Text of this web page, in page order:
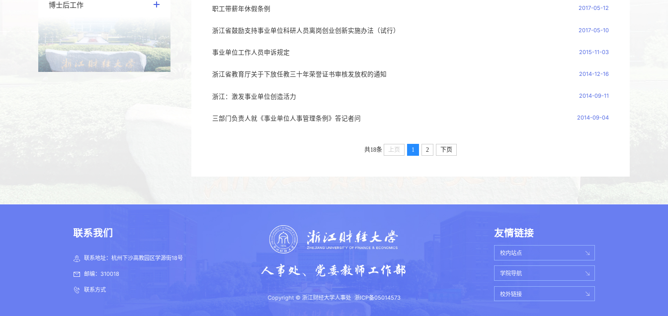
博士后工作 职工带薪年休假条例 2017-05-12
浙江省鼓励支持事业单位科研人员离岗创业创新实施办法（试行） 2017-05-10
事业单位工作人员申诉规定 2015-11-03
浙江省教育厅关于下放任教三十年荣誉证书审核发放权的通知 2014-12-16
浙江：激发事业单位创造活力 2014-09-11
三部门负责人就《事业单位人事管理条例》答记者问 2014-09-04
共18条 上页 1 2 下页
联系我们
联系地址：杭州下沙高教园区学源街18号
邮编：310018
联系方式
Copyright © 浙江财经大学人事处 浙ICP备05014573
友情链接
校内站点
学院导航
校外链接